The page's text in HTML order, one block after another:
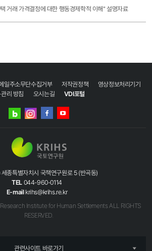
거래 가격결정에 대한 행동경제학적 이해" 설명자료
일주소무단수집거부 저작권정책
영상정보처리기기
관리 방침
오시는길 VDI포털
네이버
인스타그램
종특별자치시 국책연구원로 5 (반곡동)
TEL 044-960-0114
E-mail krihs@krihs.re.kr
Institute for Human Settlements ALL RIGHTS
RESERVED.
관련사이트 바로가기